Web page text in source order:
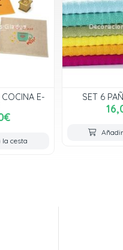
E-
cesta
SET 6